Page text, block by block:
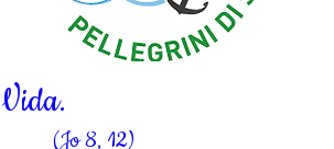
(Jo 8, 12)